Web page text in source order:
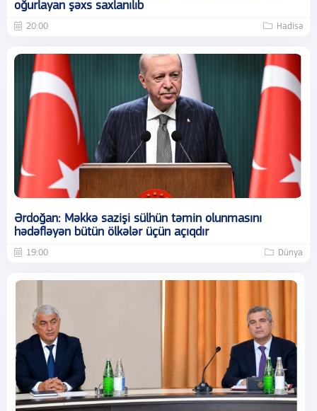
oğurlayan şəxs saxlanılıb
20:00 Hadisə
Ərdoğan: Məkkə sazişi sülhün təmin olunmasını
hədəfləyən bütün ölkələr üçün açıqdır
19:00 Dünya